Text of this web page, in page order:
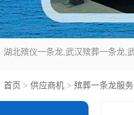
首页 > 供应商机 > 殡葬一条龙服务